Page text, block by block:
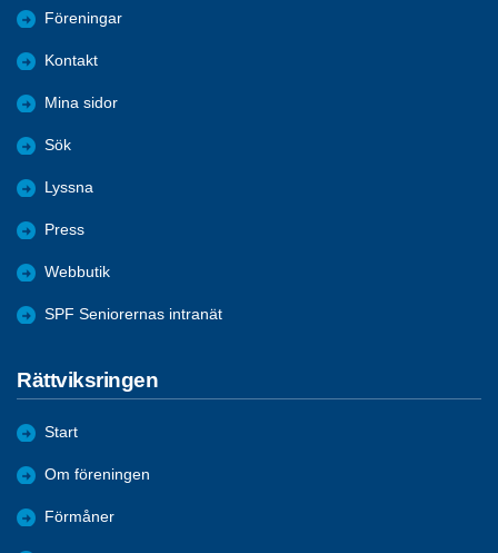
Föreningar
Kontakt
Mina sidor
Sök
Lyssna
Press
Webbutik
SPF Seniorernas intranät
Rättviksringen
Start
Om föreningen
Förmåner